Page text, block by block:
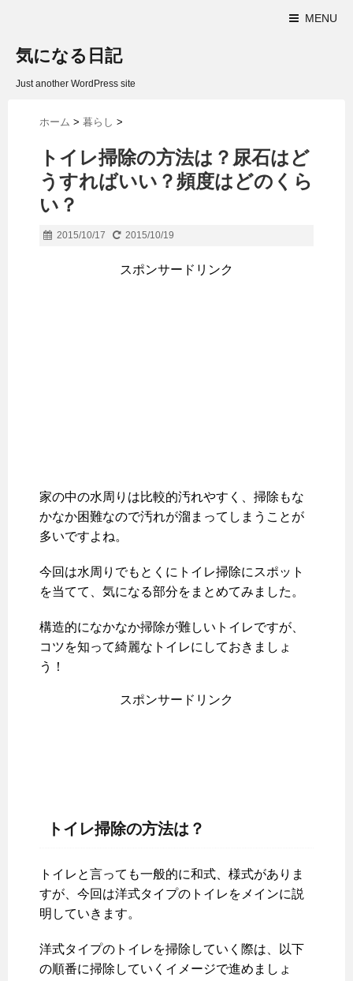
MENU
気になる日記
Just another WordPress site
ホーム > 暮らし >
トイレ掃除の方法は？尿石はど
うすればいい？頻度はどのくら
い？
2015/10/17 2015/10/19
スポンサードリンク
家の中の水周りは比較的汚れやすく、掃除もな
かなか困難なので汚れが溜まってしまうことが
多いですよね。
今回は水周りでもとくにトイレ掃除にスポット
を当てて、気になる部分をまとめてみました。
構造的になかなか掃除が難しいトイレですが、
コツを知って綺麗なトイレにしておきましょ
う！
スポンサードリンク
トイレ掃除の方法は？
トイレと言っても一般的に和式、様式がありま
すが、今回は洋式タイプのトイレをメインに説
明していきます。
洋式タイプのトイレを掃除していく際は、以下
の順番に掃除していくイメージで進めましょ